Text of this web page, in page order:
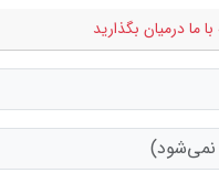
ما درمیان بگذارید